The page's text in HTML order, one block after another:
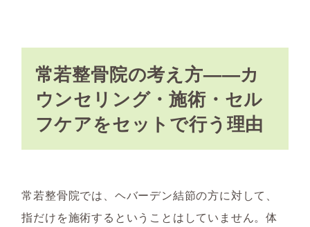
常若整骨院の考え方——カ
ウンセリング・施術・セル
フケアをセットで行う理由
常若整骨院では、ヘバーデン結節の方に対して、
指だけを施術するということはしていません。体